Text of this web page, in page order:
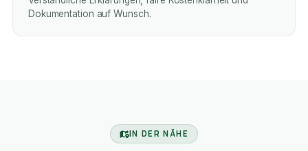
Dokumentation auf Wunsch.
IN DER NÄHE